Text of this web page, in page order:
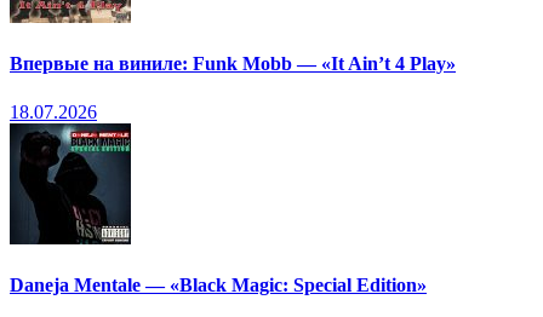
Впервые на виниле: Funk Mobb — «It Ain’t 4 Play»
18.07.2026
Daneja Mentale — «Black Magic: Special Edition»